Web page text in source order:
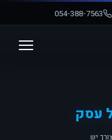
054-388-7563
עסק
יש